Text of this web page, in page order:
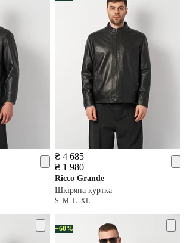
₴ 4 685
₴ 1 980
Ricco Grande
Шкіряна куртка
SMLXL
−60%